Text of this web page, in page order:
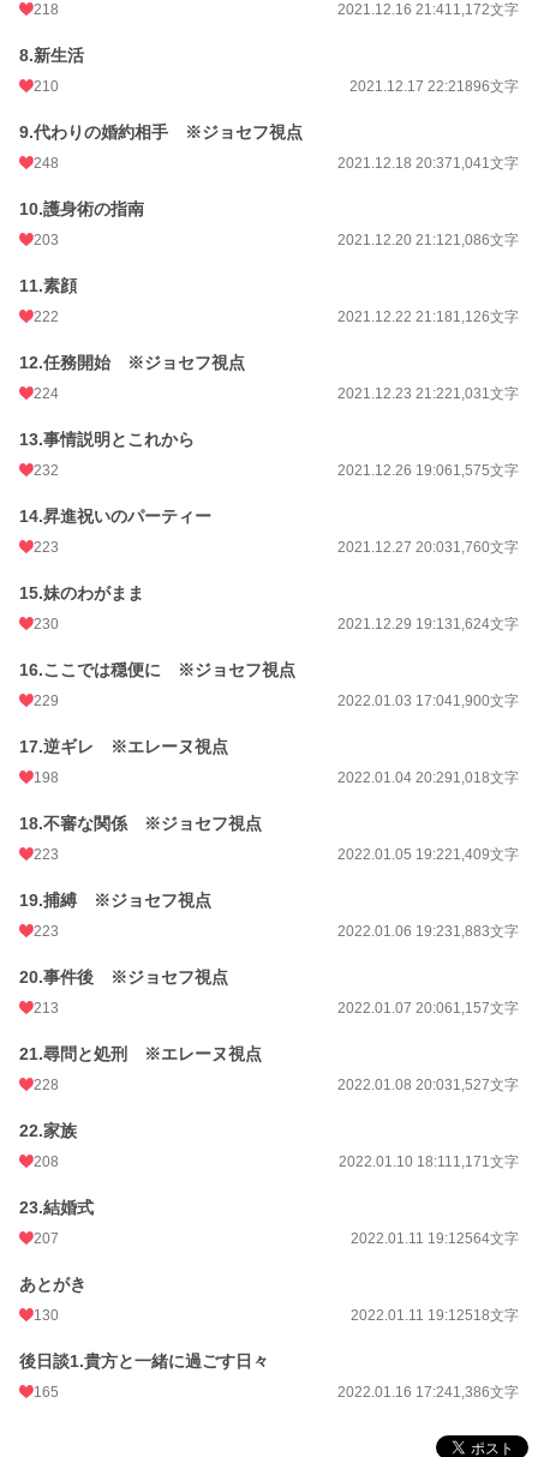
218 2021.12.16 21:411,172文字
8.新生活
210 2021.12.17 22:21896文字
9.代わりの婚約相手 ※ジョセフ視点
248 2021.12.18 20:371,041文字
10.護身術の指南
203 2021.12.20 21:121,086文字
11.素顔
222 2021.12.22 21:181,126文字
12.任務開始 ※ジョセフ視点
224 2021.12.23 21:221,031文字
13.事情説明とこれから
232 2021.12.26 19:061,575文字
14.昇進祝いのパーティー
223 2021.12.27 20:031,760文字
15.妹のわがまま
230 2021.12.29 19:131,624文字
16.ここでは穏便に ※ジョセフ視点
229 2022.01.03 17:041,900文字
17.逆ギレ ※エレーヌ視点
198 2022.01.04 20:291,018文字
18.不審な関係 ※ジョセフ視点
223 2022.01.05 19:221,409文字
19.捕縛 ※ジョセフ視点
223 2022.01.06 19:231,883文字
20.事件後 ※ジョセフ視点
213 2022.01.07 20:061,157文字
21.尋問と処刑 ※エレーヌ視点
228 2022.01.08 20:031,527文字
22.家族
208 2022.01.10 18:111,171文字
23.結婚式
207 2022.01.11 19:12564文字
あとがき
130 2022.01.11 19:12518文字
後日談1.貴方と一緒に過ごす日々
165 2022.01.16 17:241,386文字